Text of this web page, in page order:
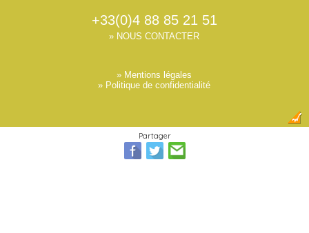
+33(0)4 88 85 21 51
» NOUS CONTACTER
» Mentions légales
» Politique de confidentialité
Partager